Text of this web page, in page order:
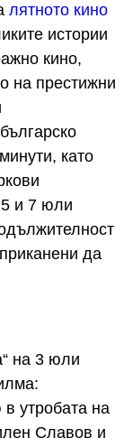
лятното кино
истории
кино,
на престижни
като
и 7 юли
да
на 3 юли
утробата на
Славов и